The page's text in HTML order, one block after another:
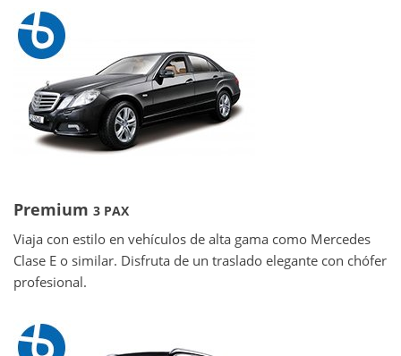
Premium 3 PAX
Viaja con estilo en vehículos de alta gama como Mercedes
Clase E o similar. Disfruta de un traslado elegante con chófer
profesional.